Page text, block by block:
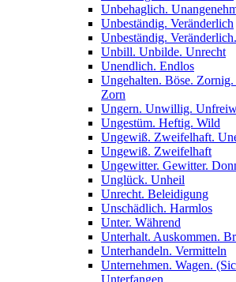
Unbehaglich.
Unbeständig. Veränderlich
Unbeständig.
Unbill. Unbilde. Unrecht
Unendlich. Endlos
Ungehalten. Böse.
Zorn
Ungern. Unwillig.
Ungestüm. Heftig. Wild
Ungewiß. Zweifelhaft.
Ungewiß. Zweifelhaft
Ungewitter. Gewitter.
Unglück. Unheil
Unrecht. Beleidigung
Unschädlich. Harmlos
Unter. Während
Unterhalt. Auskommen.
Unterhandeln. Vermitteln
Unternehmen. Wagen.
Unterfangen